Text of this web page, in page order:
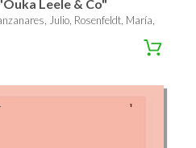
Leele & Co"
Julio, Rosenfeldt, María,